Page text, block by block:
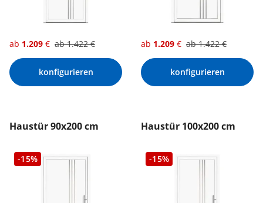
ab 1.209 € ab1.422€
konfigurieren
ab 1.209 € ab1.422€
konfigurieren
Haustür 90x200 cm
-15%
Haustür 100x200 cm
-15%